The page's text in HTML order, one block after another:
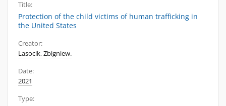
Title:
Protection of the child victims of human trafficking in
the United States
Creator:
Lasocik, Zbigniew.
Date:
2021
Type: